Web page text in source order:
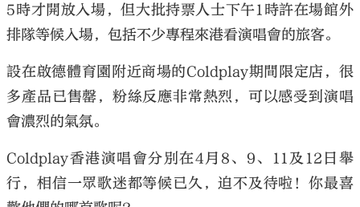
5時才開放入場，但大批持票人士下午1時許在場館外
排隊等候入場，包括不少專程來港看演唱會的旅客。
設在啟德體育園附近商場的Coldplay期間限定店，很
多產品已售罄，粉絲反應非常熱烈，可以感受到演唱
會濃烈的氣氛。
Coldplay香港演唱會分別在4月8、9、11及12日舉
行，相信一眾歌迷都等候已久，迫不及待啦！你最喜